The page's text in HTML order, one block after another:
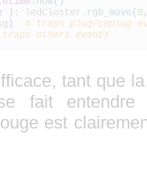
) : ledCluster. rgb_move ( 0
)
# traps plug/unplug
others events
tant que
fait entendre
est